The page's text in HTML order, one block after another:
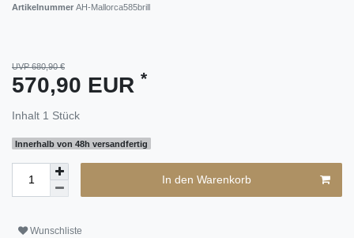
Artikelnummer AH-Mallorca585brill
UVP 680,90 €
570,90 EUR *
Inhalt 1 Stück
Innerhalb von 48h versandfertig
In den Warenkorb
Wunschliste